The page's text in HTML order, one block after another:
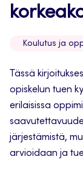
Koulutus ja
Tässä
opiskelun tuen
erilaisissa
järjestämistä,
arvioidaan ja